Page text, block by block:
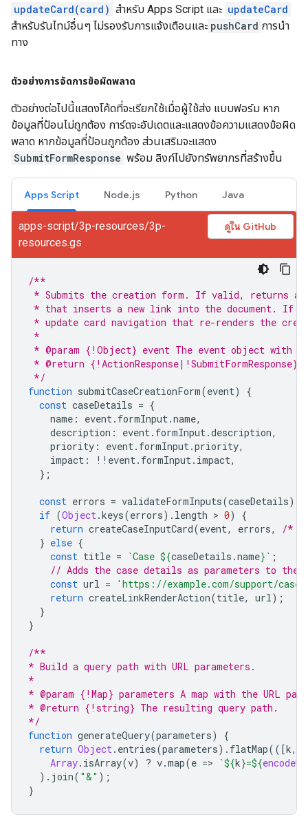
updateCard(card) สำหรับ Apps Script และ updateCard
สำหรับรันไทม์อื่นๆ ไม่รองรับการแจ้งเตือนและ pushCard การนำ
ทาง
ตัวอย่างการจัดการข้อผิดพลาด
ตัวอย่างต่อไปนี้แสดงโค้ดที่จะเรียกใช้เมื่อผู้ใช้ส่ง แบบฟอร์ม หาก
ข้อมูลที่ป้อนไม่ถูกต้อง การ์ดจะอัปเดตและแสดงข้อความแสดงข้อผิด
พลาด หากข้อมูลที่ป้อนถูกต้อง ส่วนเสริมจะแสดง
SubmitFormResponse พร้อม ลิงก์ไปยังทรัพยากรที่สร้างขึ้น
Apps Script Node.js Python Java
apps-script/3p-resources/3p-
resources.gs
ดูใน GitHub
/**
* Submits the creation form. If valid, returns a
* that inserts a new link into the document. If
* update card navigation that re-renders the
*
* @param {!Object} event The event object with
* @return
*/
function submitCaseCreationForm(event)
{
const caseDetails = {
name : event . formInput .name,
description : event . formInput .description,
priority : event . formInput .priority,
impact : !! event . formInput . impact,
};
const errors = validateFormInputs(caseDetails);
if (Object .keys(errors). length > 0)
{
return createCaseInputCard(event, errors,
/*
} else {
const title = `Case ${caseDetails .name} ` ;
// Adds the case details as parameters to the
const url =
'https://example.com/support/
return createLinkRenderAction(title, url );
}
}
/**
* Build a query path with URL parameters.
*
* @param {!Map} parameters A map with the URL
* @return {!string} The resulting query path.
*/
function generateQuery(parameters)
{
return Object . entries(parameters). flatMap(([k,
Array. isArray(v) ? v.map(e => `${k}=${
). join( "&" );
}